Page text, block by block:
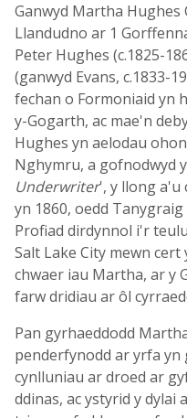
Ganwyd Martha Hughes
Llandudno ar 1
Peter Hughes (c.1825-
(ganwyd Evans, c.1833-
fechan o Formoniaid yn
y-Gogarth, ac mae'n
Hughes yn aelodau
Nghymru, a gofnodwyd
Underwriter', y llong a'u
yn 1860, oedd
Profiad dirdynnol i'r
Salt Lake City mewn
chwaer iau Martha, ar y
farw dridiau ar ôl
Pan gyrhaeddodd
penderfynodd ar yrfa yn
cynlluniau ar droed ar
ddinas, ac ystyrid y dylai